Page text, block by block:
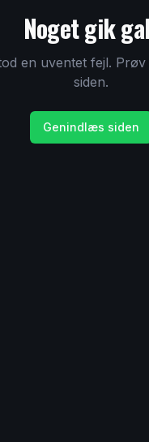
Noget gik
en uventet fejl.
siden.
Genindlæs siden